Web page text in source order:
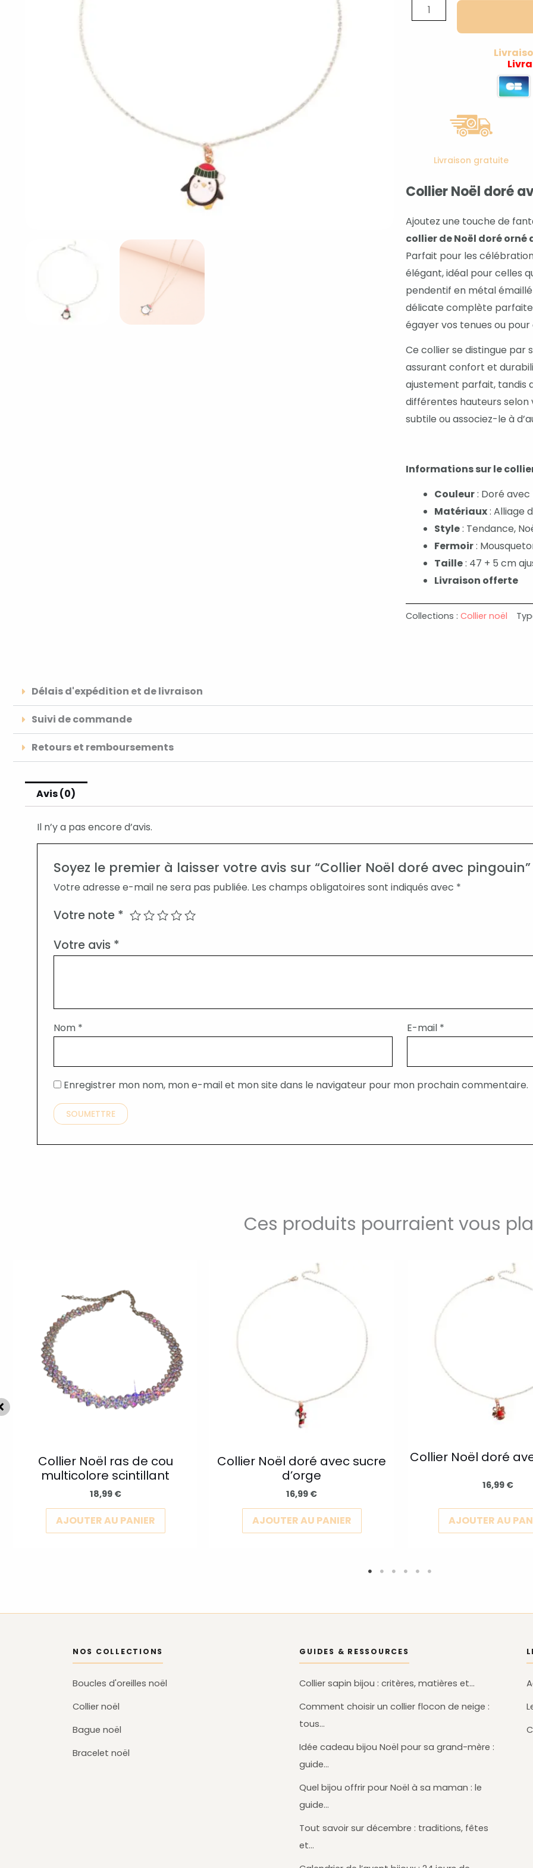
Livraison gratuite
Collier Noël doré
Ajoutez une touche de
collier de Noël doré
Parfait pour les
élégant, idéal pour celles
pendentif en métal
délicate complète
égayer vos tenues ou
Ce collier se distingue par
assurant confort et
ajustement parfait, tandis
différentes hauteurs
subtile ou associez-le à
Informations sur le
Couleur: Doré
Matériaux: Alliage
Style: Tendance,
Fermoir:
Taille: 47 + 5 cm
Livraison offerte
Collections : Collier noël
Délais d'expédition et de livraison
Suivi de commande
Retours et remboursements
Avis (0)
Il n’y a pas encore d’avis.
Soyez le premier à laisser votre avis sur “Collier Noël doré avec pingouin”
Votre adresse e-mail ne sera pas publiée. Les champs obligatoires sont indiqués avec *
Votre note *
Votre avis *
Nom * E-mail *
Enregistrer mon nom, mon e-mail et mon site dans le navigateur pour mon prochain commentaire.
Ces produits pourraient vous
Collier Noël ras de cou
multicolore scintillant
18,99 €
AJOUTER AU PANIER
variations.
Les
options
peuvent
la
page
produit
Collier Noël doré avec sucre
d’orge
16,99 €
AJOUTER AU PANIER
variations.
Les
options
la
produit
Collier Noël doré
16,99 €
AJOUTER AU
NOS COLLECTIONS
Boucles d'oreilles noël
Collier noël
Bague noël
Bracelet noël
GUIDES & RESSOURCES
Collier sapin bijou : critères, matières et…
Comment choisir un collier flocon de neige :
tous…
Idée cadeau bijou Noël pour sa grand-mère :
guide…
Quel bijou offrir pour Noël à sa maman : le
guide…
Tout savoir sur décembre : traditions, fêtes
et…